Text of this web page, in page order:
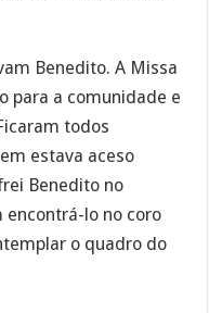
Benedito. A Missa
para a comunidade e
todos
estava aceso
Benedito no
encontrá-lo no coro
o quadro do